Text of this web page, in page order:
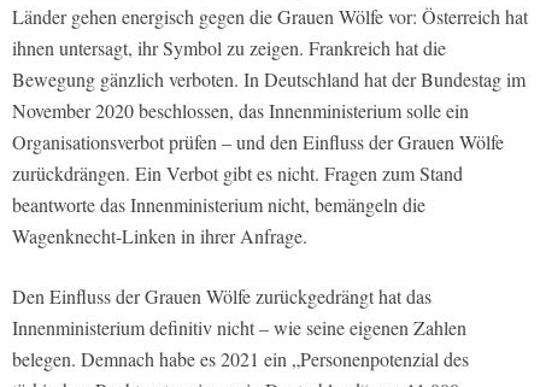
Länder gehen energisch gegen die Grauen Wölfe vor: Österreich hat
ihnen untersagt, ihr Symbol zu zeigen. Frankreich hat die
Bewegung gänzlich verboten. In Deutschland hat der Bundestag im
November 2020 beschlossen, das Innenministerium solle ein
Organisationsverbot prüfen – und den Einfluss der Grauen Wölfe
zurückdrängen. Ein Verbot gibt es nicht. Fragen zum Stand
beantworte das Innenministerium nicht, bemängeln die
Wagenknecht-Linken in ihrer Anfrage.
Den Einfluss der Grauen Wölfe zurückgedrängt hat das
Innenministerium definitiv nicht – wie seine eigenen Zahlen
belegen. Demnach habe es 2021 ein „Personenpotenzial des